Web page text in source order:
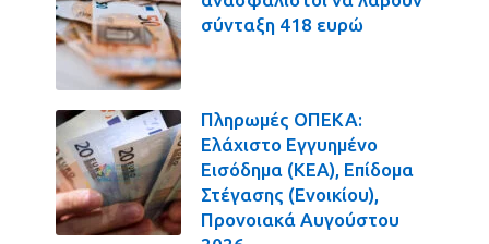
σύνταξη 418 ευρώ
Πληρωμές ΟΠΕΚΑ:
Ελάχιστο Εγγυημένο
Εισόδημα (ΚΕΑ), Επίδομα
Στέγασης (Ενοικίου),
Προνοιακά Αυγούστου